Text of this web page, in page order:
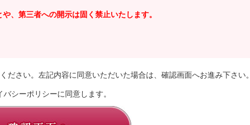
、第三者への開示は固く禁止いたします。
ださい。左記内容に同意いただいた場合は、確認画面へお進み下さい。
バシーポリシーに同意します。